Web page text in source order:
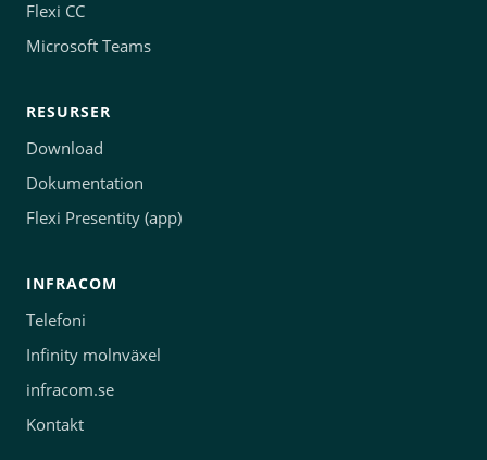
Flexi CC
Microsoft Teams
RESURSER
Download
Dokumentation
Flexi Presentity (app)
INFRACOM
Telefoni
Infinity molnväxel
infracom.se
Kontakt